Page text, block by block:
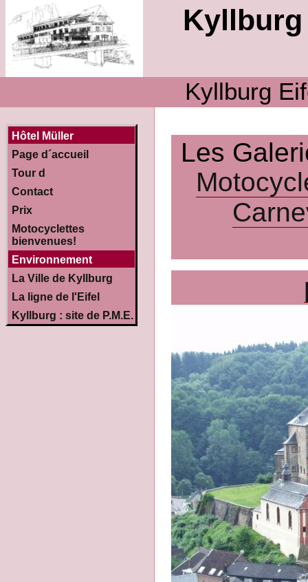
Kyllburg
Kyllburg
Hôtel Müller
Page d´accueil
Tour d
Contact
Prix
Motocyclettes
bienvenues!
Environnement
La Ville de Kyllburg
La ligne de l'Eifel
Kyllburg : site de P.M.E.
Les